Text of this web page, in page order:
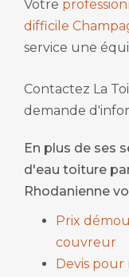
Votre
difficile
service une
Contactez La
demande
En plus de ses
d'eau toiture
Rhodanienne
Prix
couvreur
Devis